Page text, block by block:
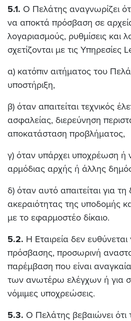
5.1. Ο Πελάτης αναγνωρίζει
να αποκτά πρόσβαση σε
λογαριασμούς, ρυθμίσεις και
σχετίζονται με τις Υπηρεσίες
α) κατόπιν αιτήματος του
υποστήριξη,
β) όταν απαιτείται τεχνικός
ασφαλείας, διερεύνηση
αποκατάσταση προβλήματος,
γ) όταν υπάρχει υποχρέωση ή
αρμόδιας αρχής ή άλλης
δ) όταν αυτό απαιτείται για
ακεραιότητας της υποδομής
με το εφαρμοστέο δίκαιο.
5.2. Η Εταιρεία δεν ευθύνεται
πρόσβασης, προσωρινή
παρέμβαση που είναι αναγκαία
των ανωτέρω ελέγχων ή για
νόμιμες υποχρεώσεις.
5.3. Ο Πελάτης βεβαιώνει ότι